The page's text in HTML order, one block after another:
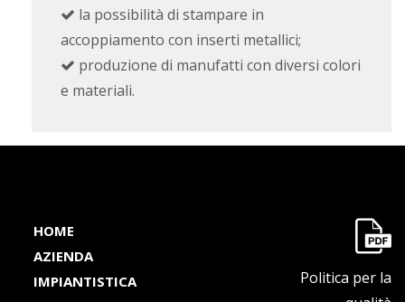
la possibilità di stampare in
accoppiamento con inserti metallici;
produzione di manufatti con diversi colori
e materiali.
HOME
AZIENDA
IMPIANTISTICA
Politica per la